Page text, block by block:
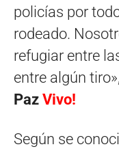
policías por
rodeado.
refugiar entre
entre algún
Paz Vivo!
Según se